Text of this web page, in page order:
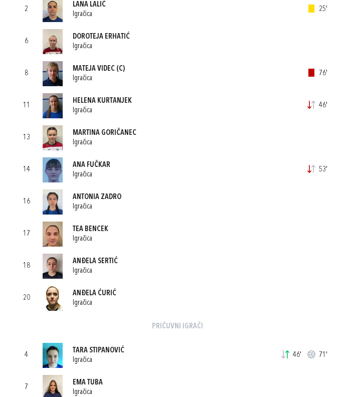
2
LANA LALIĆ
Igračica
25'
6
DOROTEJA ERHATIĆ
Igračica
8
MATEJA VIDEC(C)
Igračica
76'
11
HELENA KURTANJEK
Igračica
46'
13
MARTINA GORIČANEC
Igračica
14
ANA FUČKAR
Igračica
53'
16
ANTONIA ZADRO
Igračica
17
TEA BENCEK
Igračica
18
ANĐELA SERTIĆ
Igračica
20
ANĐELA ĆURIĆ
Igračica
PRIČUVNI IGRAČI
4
TARA STIPANOVIĆ
Igračica
46' 71'
7
EMA TUBA
Igračica